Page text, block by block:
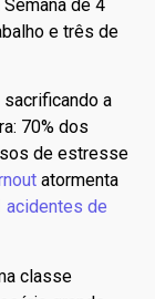
de 4
e três de
a
70% dos
de estresse
atormenta
acidentes de
classe